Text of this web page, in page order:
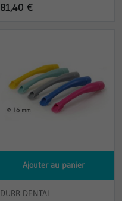
81,40 €
Ajouter au panier
DURR DENTAL